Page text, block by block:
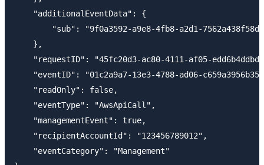
    "additionalEventData": {
        "sub": "9f0a3592-a9e8-4fb8-a2d1-7562a438f58d"
    },
"requestID": "45fc20d3-ac80-4111-af05-
"eventID": "01c2a9a7-13e3-4788-ad06-
    "readOnly": false,
    "eventType": "AwsApiCall",
    "managementEvent": true,
    "recipientAccountId": "123456789012",
    "eventCategory": "Management"